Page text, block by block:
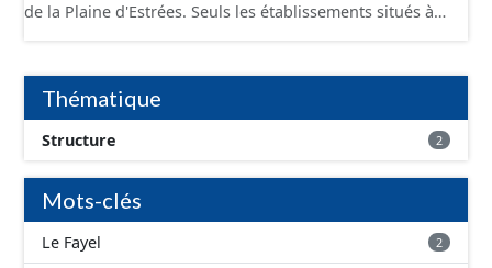
de la Plaine d'Estrées. Seuls les établissements situés à
conformément aux prescriptions du standard CNIG Sites
Économiques. Ce lot ne contient pas la référence aux
terrains à vocation économique à ce jour. Il est filtré au-
delà des prescriptions du CNIG se limitant aux SCI.
Thématique
Structure 2
Mots-clés
Le Fayel 2